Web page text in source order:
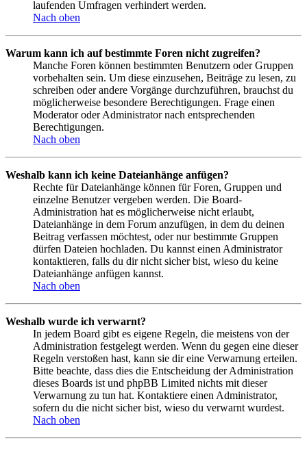
laufenden Umfragen verhindert werden.
Nach oben
Warum kann ich auf bestimmte Foren nicht zugreifen?
Manche Foren können bestimmten Benutzern oder Gruppen
vorbehalten sein. Um diese einzusehen, Beiträge zu lesen, zu
schreiben oder andere Vorgänge durchzuführen, brauchst du
möglicherweise besondere Berechtigungen. Frage einen
Moderator oder Administrator nach entsprechenden
Berechtigungen.
Nach oben
Weshalb kann ich keine Dateianhänge anfügen?
Rechte für Dateianhänge können für Foren, Gruppen und
einzelne Benutzer vergeben werden. Die Board-
Administration hat es möglicherweise nicht erlaubt,
Dateianhänge in dem Forum anzufügen, in dem du deinen
Beitrag verfassen möchtest, oder nur bestimmte Gruppen
dürfen Dateien hochladen. Du kannst einen Administrator
kontaktieren, falls du dir nicht sicher bist, wieso du keine
Dateianhänge anfügen kannst.
Nach oben
Weshalb wurde ich verwarnt?
In jedem Board gibt es eigene Regeln, die meistens von der
Administration festgelegt werden. Wenn du gegen eine dieser
Regeln verstoßen hast, kann sie dir eine Verwarnung erteilen.
Bitte beachte, dass dies die Entscheidung der Administration
dieses Boards ist und phpBB Limited nichts mit dieser
Verwarnung zu tun hat. Kontaktiere einen Administrator,
sofern du die nicht sicher bist, wieso du verwarnt wurdest.
Nach oben